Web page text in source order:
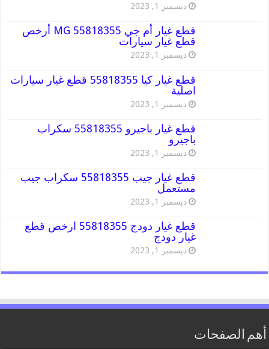
ديسمبر 1, 2023
قطع غيار أم جي MG 55818355 أرخص
قطع غيار سيارات
ديسمبر 1, 2023
قطع غيار كيا 55818355 قطع غيار سيارات
اصلية
ديسمبر 1, 2023
قطع غيار باجيرو 55818355 سكراب
باجيرو
ديسمبر 1, 2023
قطع غيار جيب 55818355 سكراب جيب
مستعمل
ديسمبر 1, 2023
قطع غيار دودج 55818355 ارخص قطع
غيار دودج
ديسمبر 1, 2023
أهم الصفحات